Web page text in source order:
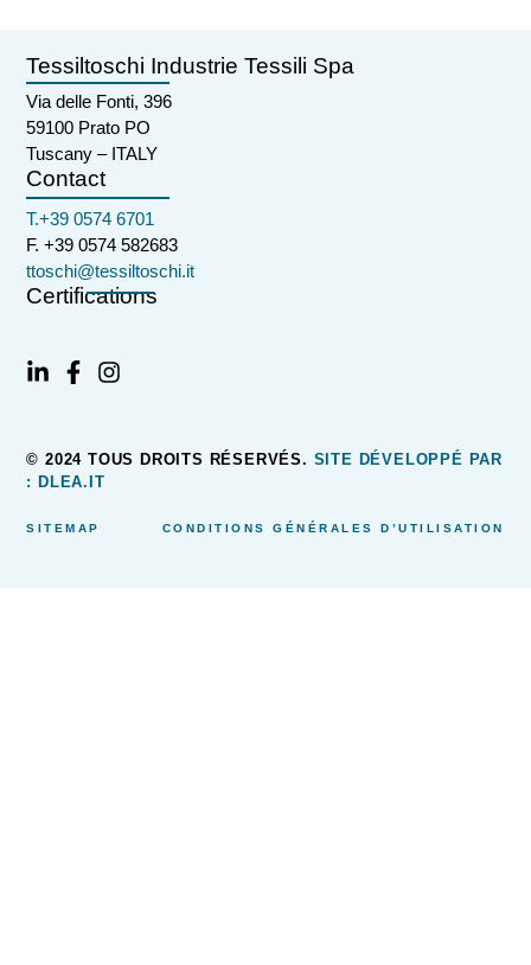
Tessiltoschi Industrie Tessili Spa
Via delle Fonti, 396
59100 Prato PO
Tuscany – ITALY
Contact
T.+39 0574 6701
F. +39 0574 582683
ttoschi@tessiltoschi.it
Certifications
© 2024 TOUS DROITS RÉSERVÉS. SITE DÉVELOPPÉ PAR
: DLEA.IT
SITEMAP CONDITIONS GÉNÉRALES D’UTILISATION